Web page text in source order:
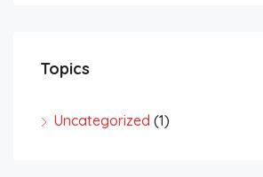
Topics
Uncategorized (1)